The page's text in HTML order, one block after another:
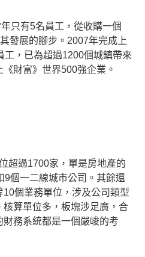
只有5名員工，從收購一個
發展的腳步。2007年完成上
工，已為超過1200個城鎮帶來
財富》世界500強企業。
超過1700家，單是房地產的
9個一二線城市公司。其餘還
個業務單位，涉及公司類型
算單位多，板塊涉足廣，合
務系統都是一個嚴峻的考